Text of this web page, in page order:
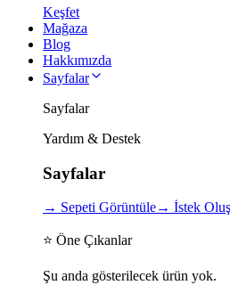
Keşfet
Mağaza
Blog
Hakkımızda
Sayfalar
Sayfalar
Yardım & Destek
Sayfalar
→ Sepeti Görüntüle→ İstek
⭐ Öne Çıkanlar
Şu anda gösterilecek ürün yok.